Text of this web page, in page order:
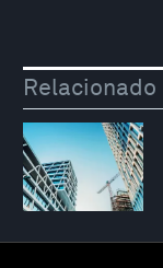
Relacionado